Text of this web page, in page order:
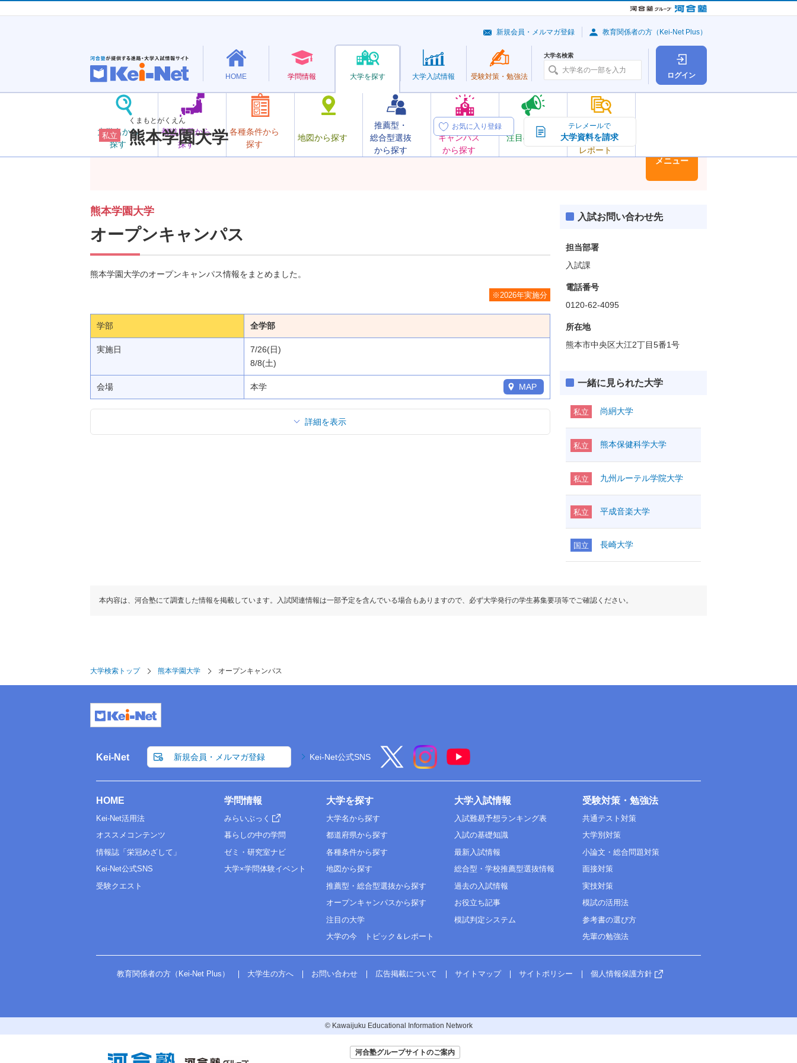
ログイン
HOME 学問情報 大学を探す
大学名から
探す
都道府県から
探す
各種条件から
探す
地図から探す
推薦型・
総合型選抜
から探す
オープン
キャンパス
から探す
注目の大学
大学の今
トピック＆
レポート
大学入試情報 受験対策・ 勉強法
大学名検索
新規会員・メルマガ登録 教育関係者の方（Kei-Net Plus）
私立
くまもとがくえん
熊本学園大学
お気に入り登録 テレメールで
大学資料を請求
メニュー
熊本学園大学
オープンキャンパス
熊本学園大学のオープンキャンパス情報をまとめました。
※2026年実施分
学部 全学部
実施日
7/26(日)
8/8(土)
会場 本学 MAP
詳細を表示
入試お問い合わせ先
担当部署
入試課
電話番号
0120-62-4095
所在地
熊本市中央区大江2丁目5番1号
一緒に見られた大学
私立 尚絅大学
私立 熊本保健科学大学
私立 九州ルーテル学院大学
私立 平成音楽大学
国立 長崎大学
本内容は、河合塾にて調査した情報を掲載しています。入試関連情報は一部予定を含んでいる場合もありますので、必ず大学発行の学生募集要項等でご確認ください。
大学検索トップ 熊本学園大学 オープンキャンパス
Kei-Net 新規会員・メルマガ登録 Kei-Net公式SNS
HOME
Kei-Net活用法
オススメコンテンツ
情報誌「栄冠めざして」
Kei-Net公式SNS
受験クエスト
学問情報
みらいぶっく
暮らしの中の学問
ゼミ・研究室ナビ
大学×学問体験イベント
大学を探す
大学名から探す
都道府県から探す
各種条件から探す
地図から探す
推薦型・総合型選抜から探す
オープンキャンパスから探す
注目の大学
大学の今 トピック＆レポート
大学入試情報
入試難易予想ランキング表
入試の基礎知識
最新入試情報
総合型・学校推薦型選抜情報
過去の入試情報
お役立ち記事
模試判定システム
受験対策・勉強法
共通テスト対策
大学別対策
小論文・総合問題対策
面接対策
実技対策
模試の活用法
参考書の選び方
先輩の勉強法
教育関係者の方（Kei-Net Plus） 大学生の方へ お問い合わせ 広告掲載について サイトマップ サイトポリシー 個人情報保護方針
© Kawaijuku Educational Information Network
河合塾グループサイトのご案内